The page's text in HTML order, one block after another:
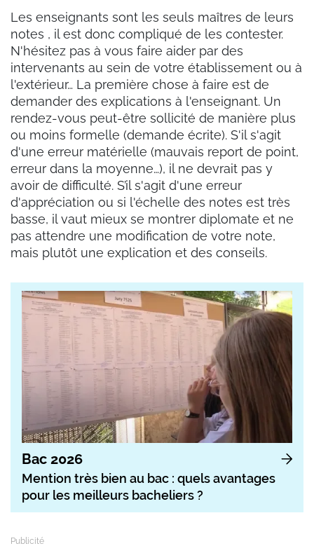
Les enseignants sont les seuls maîtres de leurs
notes , il est donc compliqué de les contester.
N'hésitez pas à vous faire aider par des
intervenants au sein de votre établissement ou à
l'extérieur… La première chose à faire est de
demander des explications à l'enseignant. Un
rendez-vous peut-être sollicité de manière plus
ou moins formelle (demande écrite). S'il s'agit
d'une erreur matérielle (mauvais report de point,
erreur dans la moyenne…), il ne devrait pas y
avoir de difficulté. S’il s'agit d'une erreur
d'appréciation ou si l'échelle des notes est très
basse, il vaut mieux se montrer diplomate et ne
pas attendre une modification de votre note,
mais plutôt une explication et des conseils.
Bac 2026
Mention très bien au bac : quels avantages
pour les meilleurs bacheliers ?